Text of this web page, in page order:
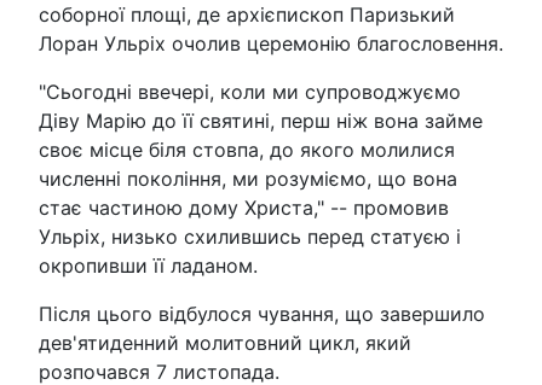
соборної площі, де архієпископ Паризький
Лоран Ульріх очолив церемонію благословення.
"Сьогодні ввечері, коли ми супроводжуємо
Діву Марію до її святині, перш ніж вона займе
своє місце біля стовпа, до якого молилися
численні покоління, ми розуміємо, що вона
стає частиною дому Христа," -- промовив
Ульріх, низько схилившись перед статуєю і
окропивши її ладаном.
Після цього відбулося чування, що завершило
дев'ятиденний молитовний цикл, який
розпочався 7 листопада.